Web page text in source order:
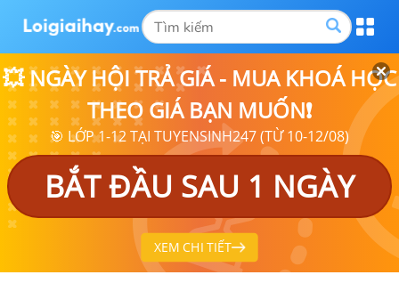
💥 NGÀY HỘI TRẢ GIÁ - MUA KHOÁ HỌC
THEO GIÁ BẠN MUỐN❗
🎯 LỚP 1-12 TẠI TUYENSINH247 (TỪ 10-12/08)
BẮT ĐẦU SAU 1 NGÀY
XEM CHI TIẾT